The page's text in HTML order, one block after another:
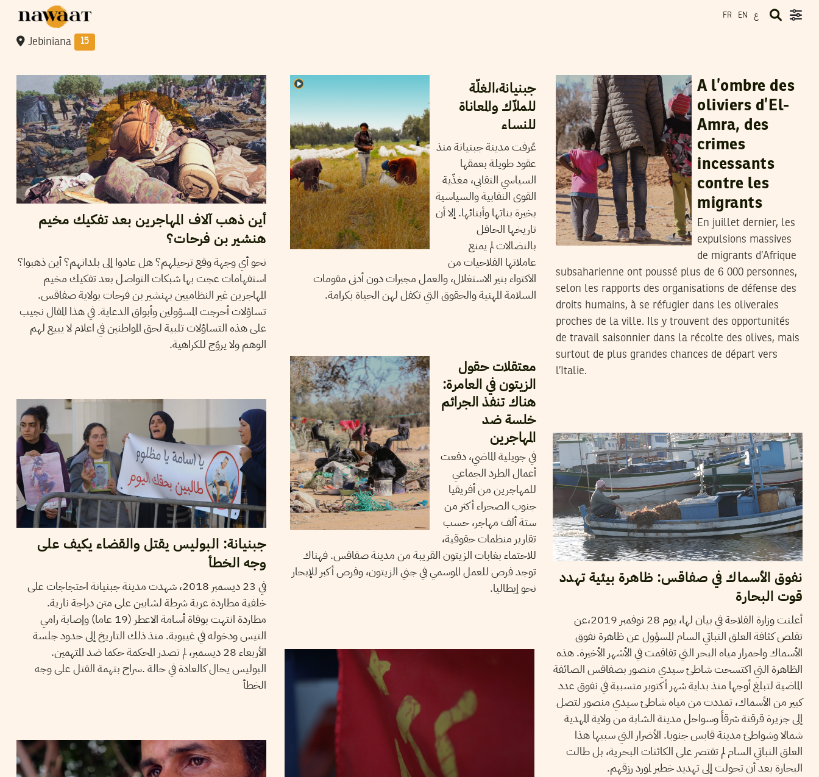
FR EN ع
Jebiniana 15
أين ذهب آلاف المهاجرين بعد تفكيك مخيم
هنشير بن فرحات؟
نحو أي وجهة وقع ترحيلهم؟ هل عادوا إلى بلدانهم؟ أين ذهبوا؟
استفهامات عجت بها شبكات التواصل بعد تفكيك مخيم
المهاجرين غير النظاميين بهنشير بن فرحات بولاية صفاقس.
تساؤلات أحرجت المسؤولين وأبواق الدعاية. في هذا المقال نجيب
على هذه التساؤلات تلبية لحق المواطنين في اعلام لا يبيع لهم
الوهم ولا يروّج للكراهية.
جبنيانة،الغلّة
للملاّك والمعاناة
للنساء
عُرفت مدينة جبنيانة منذ
عقود طويلة بعمقها
السياسي النقابي، مغذّية
القوى النقابية والسياسية
بخيرة بناتها وأبنائها. إلا أن
تاريخها الحافل
بالنضالات لم يمنع
عاملاتها الفلاحيات من
الاكتواء بنير الاستغلال، والعمل مجبرات دون أدنى مقومات
السلامة المهنية والحقوق التي تكفل لهن الحياة بكرامة.
A l’ombre des
oliviers d’El-
Amra, des
crimes
incessants
contre les
migrants
En juillet dernier, les
expulsions massives
de migrants d’Afrique
subsaharienne ont poussé plus de 6 000 personnes,
selon les rapports des organisations de défense des
droits humains, à se réfugier dans les oliveraies
proches de la ville. Ils y trouvent des opportunités
de travail saisonnier dans la récolte des olives, mais
surtout de plus grandes chances de départ vers
l’Italie.
معتقلات حقول
الزيتون في العامرة:
هناك تنفذ الجرائم
خلسة ضد
المهاجرين
في جويلية الماضي، دفعت
أعمال الطرد الجماعي
للمهاجرين من أفريقيا
جنوب الصحراء أكثر من
ستة ألف مهاجر، حسب
تقارير منظمات حقوقية،
للاحتماء بغابات الزيتون القريبة من مدينة صفاقس. فهناك
توجد فرص للعمل الموسمي في جني الزيتون، وفرص أكبر للإبحار
نحو إيطاليا.
جبنيانة: البوليس يقتل والقضاء يكيف على
وجه الخطأ
في 23 ديسمبر 2018، شهدت مدينة جبنيانة احتجاجات على
خلفية مطاردة عربة شرطة لشابين على متن دراجة نارية.
مطاردة انتهت بوفاة أسامة الاعطر (19 عاما) وإصابة رامي
التيس ودخوله في غيبوبة. منذ ذلك التاريخ إلى حدود جلسة
الأربعاء 28 ديسمبر، لم تصدر المحكمة حكما ضد المتهمين.
البوليس يحال كالعادة في حالة .سراح بتهمة القتل على وجه
الخطأ
نفوق الأسماك في صفاقس: ظاهرة بيئية تهدد
قوت البحارة
أعلنت وزارة الفلاحة في بيان لها، يوم 28 نوفمبر 2019،عن
تقلص كثافة العلق النباتي السام المسؤول عن ظاهرة نفوق
الأسماك واحمرار مياه البحر التي تفاقمت في الأشهر الأخيرة. هذه
الظاهرة التي اكتسحت شاطئ سيدي منصور بصفاقس الصائفة
الماضية لتبلغ أوجها منذ بداية شهر أكتوبر متسببة في نفوق عدد
كبير من الأسماك، تمددت من مياه شاطئ سيدي منصور لتصل
إلى جزيرة قرقنة شرقاً وسواحل مدينة الشابة من ولاية المهدية
شمالا وشواطئ مدينة قابس جنوبا. الأضرار التي سببها هذا
العلق النباتي السام لم تقتصر على الكائنات البحرية، بل طالت
البحارة بعد أن تحولت إلى تهديد خطير لمورد رزقهم.